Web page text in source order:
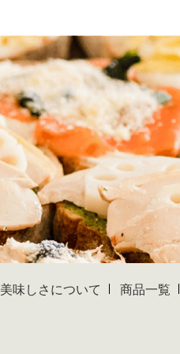
美味しさについて 商品一覧